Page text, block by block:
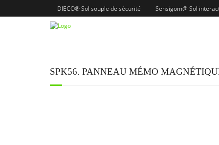
DIECO® Sol souple de sécurité Sensigom@ Sol
SPK56. PANNEAU MÉMO